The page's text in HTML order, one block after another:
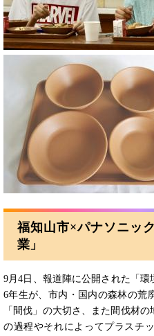
福知山市×パナソニッ
業」
9月4日、報道陣に公開された「
6年生が、市内・国内の森林の荒
「間伐」の大切さ、また間伐材
の過程やそれによってプラスチ